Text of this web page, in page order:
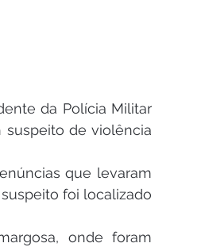
da Polícia Militar
suspeito de violência
que levaram
foi localizado
onde foram